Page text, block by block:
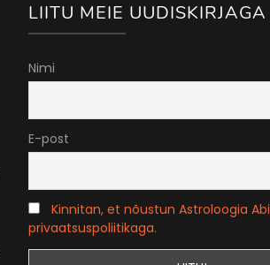
LIITU MEIE UUDISKIRJAGA
Nimi
E-post
Kinnitan, et nõustun Astroloogia Abi
privaatsuspoliitikaga.